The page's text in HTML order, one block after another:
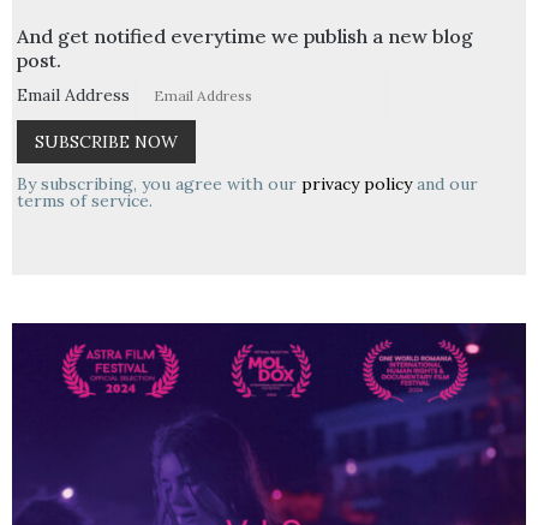
And get notified everytime we publish a new blog
post.
Email Address
By subscribing, you agree with our privacy policyand our
terms of service.